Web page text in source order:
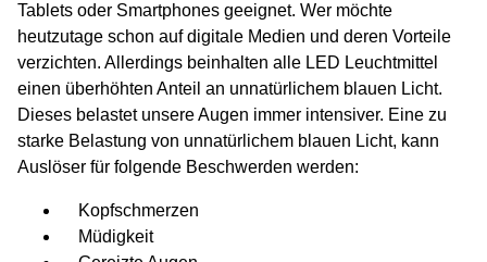
Tablets oder Smartphones geeignet. Wer möchte
heutzutage schon auf digitale Medien und deren Vorteile
verzichten. Allerdings beinhalten alle LED Leuchtmittel
einen überhöhten Anteil an unnatürlichem blauen Licht.
Dieses belastet unsere Augen immer intensiver. Eine zu
starke Belastung von unnatürlichem blauen Licht, kann
Auslöser für folgende Beschwerden werden:
Kopfschmerzen
Müdigkeit